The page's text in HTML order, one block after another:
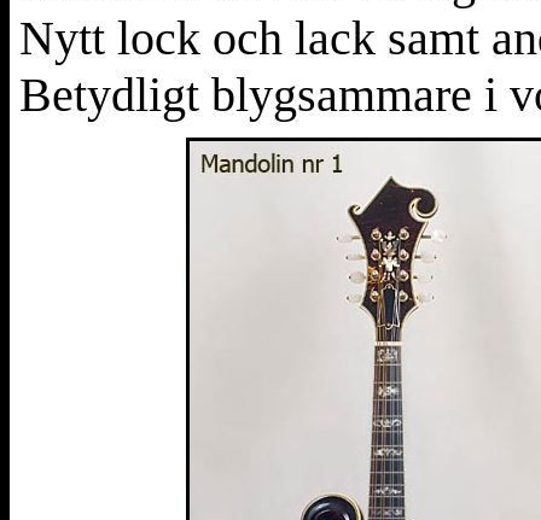
Nytt lock och lack samt
Betydligt blygsammare i